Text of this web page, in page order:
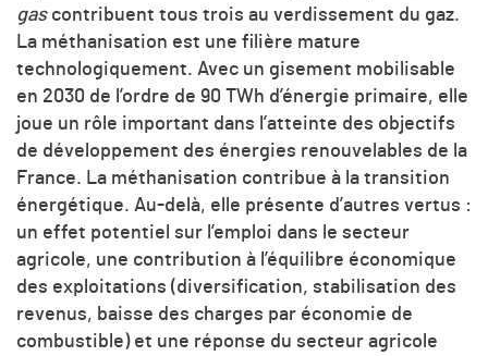
gascontribuent tous trois au verdissement du gaz.
La méthanisation est une filière mature
technologiquement. Avec un gisement mobilisable
en 2030 de l’ordre de 90 TWh d’énergie primaire, elle
joue un rôle important dans l’atteinte des objectifs
de développement des énergies renouvelables de la
France. La méthanisation contribue à la transition
énergétique. Au-delà, elle présente d’autres vertus :
un effet potentiel sur l’emploi dans le secteur
agricole, une contribution à l’équilibre économique
des exploitations (diversification, stabilisation des
revenus, baisse des charges par économie de
combustible) et une réponse du secteur agricole